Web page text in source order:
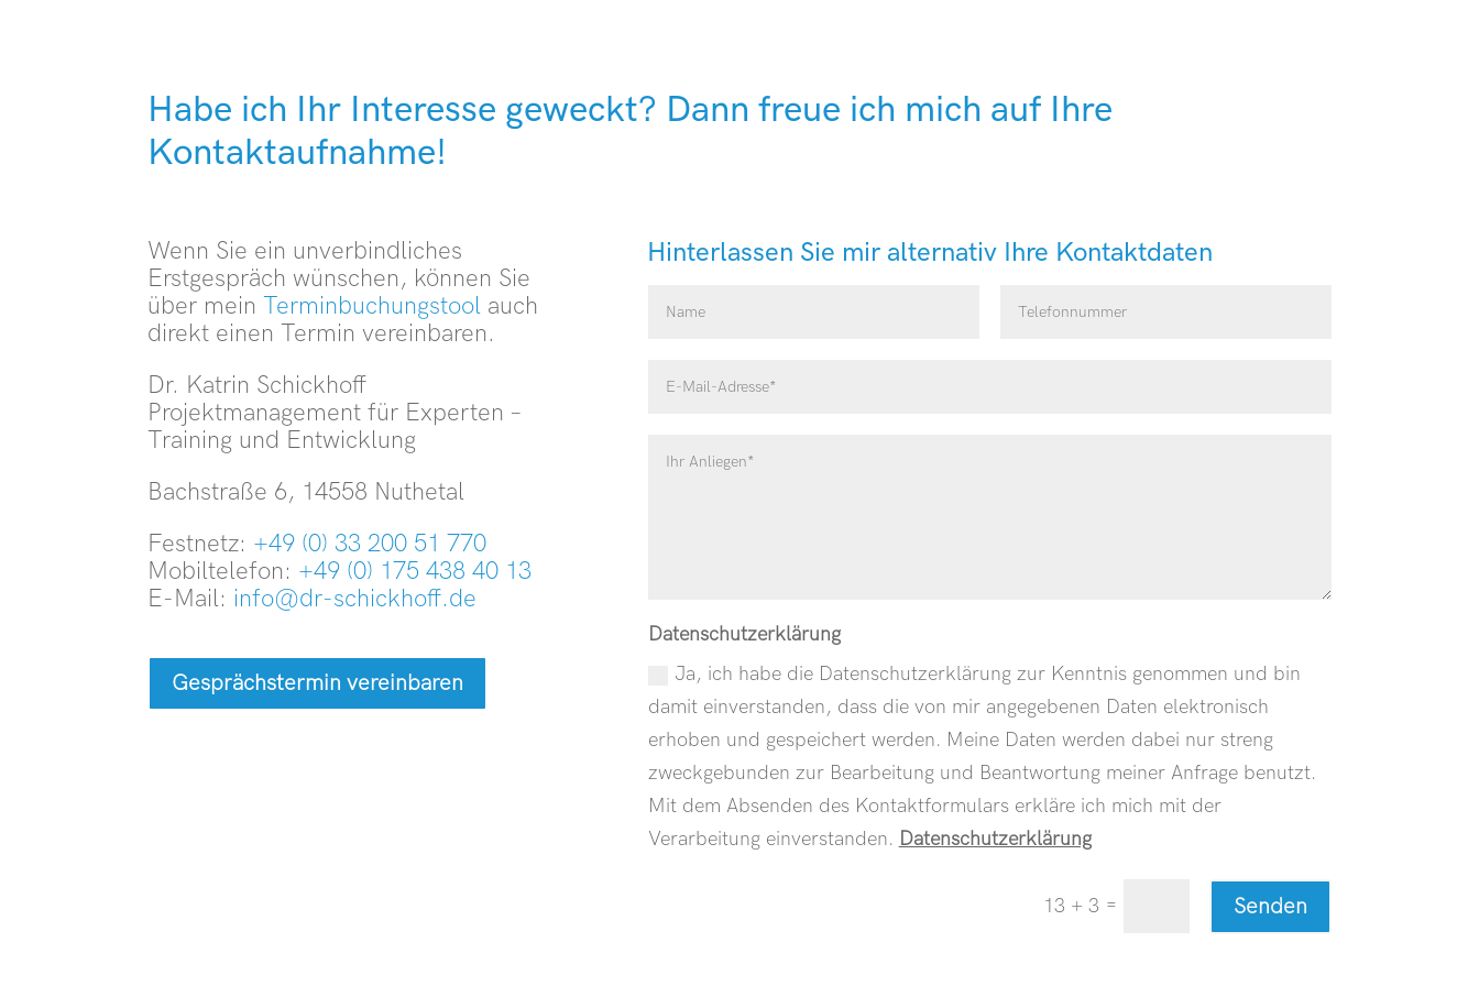
Habe ich Ihr Interesse geweckt? Dann freue ich mich auf Ihre
Kontaktaufnahme!
Wenn Sie ein unverbindliches
Erstgespräch wünschen, können Sie
über meinTerminbuchungs­tool auch
direkt einen Termin vereinbaren.
Dr. Katrin Schickhoff
Projektmanagement für Experten –
Training und Entwicklung
Bachstraße 6, 14558 Nuthetal
Festnetz: +49 (0) 33 200 51 770
Mobiltelefon: +49 (0) 175 438 40 13
E-Mail: info@dr-schickhoff.de
Gesprächstermin vereinbaren
Hinterlassen Sie mir alternativ Ihre Kontaktdaten
Datenschutzerklärung
Ja, ich habe die Datenschutzerklärung zur Kenntnis genommen und bin
damit einverstanden, dass die von mir angegebenen Daten elektronisch
erhoben und gespeichert werden. Meine Daten werden dabei nur streng
zweckgebunden zur Bearbeitung und Beantwortung meiner Anfrage benutzt.
Mit dem Absenden des Kontaktformulars erkläre ich mich mit der
Verarbeitung einverstanden. Datenschutzerklärung
13 + 3 = Senden